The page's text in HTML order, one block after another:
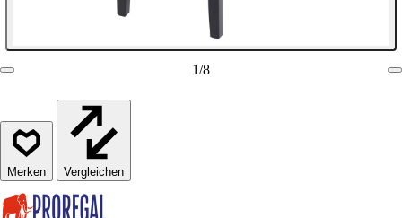
1/8
Vergleichen